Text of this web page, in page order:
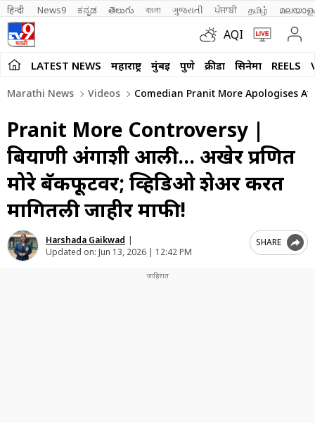
हिन्दी News9 ಕನ್ನಡ తెలుగు বাংলা ગુજરાતી ਪੰਜਾਬੀ தமிழ்
AQI
LATEST NEWS महाराष्ट्र मुंबई पुणे क्रीडा सिनेमा REELS
Marathi News Videos Comedian Pranit More Apologises
Pranit More Controversy |
बिर्याणी अंगाशी आली… अखेर प्रणित
मोरे बॅकफूटवर; व्हिडिओ शेअर करत
मागितली जाहीर माफी!
Harshada Gaikwad |
Updated on: Jun 13, 2026 | 12:42 PM
SHARE